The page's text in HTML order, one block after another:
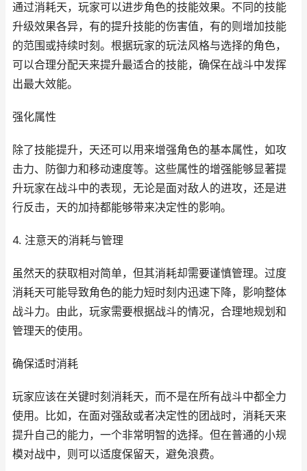
通过消耗天，玩家可以进步角色的技能效果。不同的技能
升级效果各异，有的提升技能的伤害值，有的则增加技能
的范围或持续时刻。根据玩家的玩法风格与选择的角色，
可以合理分配天来提升最适合的技能，确保在战斗中发挥
出最大效能。
强化属性
除了技能提升，天还可以用来增强角色的基本属性，如攻
击力、防御力和移动速度等。这些属性的增强能够显著提
升玩家在战斗中的表现，无论是面对敌人的进攻，还是进
行反击，天的加持都能够带来决定性的影响。
4. 注意天的消耗与管理
虽然天的获取相对简单，但其消耗却需要谨慎管理。过度
消耗天可能导致角色的能力短时刻内迅速下降，影响整体
战斗力。由此，玩家需要根据战斗的情况，合理地规划和
管理天的使用。
确保适时消耗
玩家应该在关键时刻消耗天，而不是在所有战斗中都全力
使用。比如，在面对强敌或者决定性的团战时，消耗天来
提升自己的能力，一个非常明智的选择。但在普通的小规
模对战中，则可以适度保留天，避免浪费。